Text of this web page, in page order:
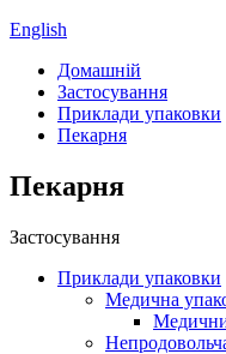
English
Домашній
Застосування
Приклади упаковки
Пекарня
Пекарня
Застосування
Приклади упаковки
Медична